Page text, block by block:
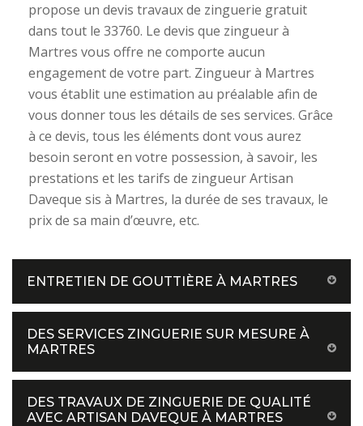
propose un devis travaux de zinguerie gratuit
dans tout le 33760. Le devis que zingueur à
Martres vous offre ne comporte aucun
engagement de votre part. Zingueur à Martres
vous établit une estimation au préalable afin de
vous donner tous les détails de ses services. Grâce
à ce devis, tous les éléments dont vous aurez
besoin seront en votre possession, à savoir, les
prestations et les tarifs de zingueur Artisan
Daveque sis à Martres, la durée de ses travaux, le
prix de sa main d’œuvre, etc.
ENTRETIEN DE GOUTTIÈRE À MARTRES
DES SERVICES ZINGUERIE SUR MESURE À
MARTRES
DES TRAVAUX DE ZINGUERIE DE QUALITÉ
AVEC ARTISAN DAVEQUE À MARTRES